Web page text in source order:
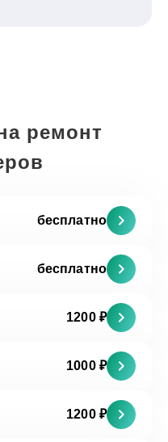
ремонт
бесплатно
бесплатно
1200 ₽
1000 ₽
1200 ₽